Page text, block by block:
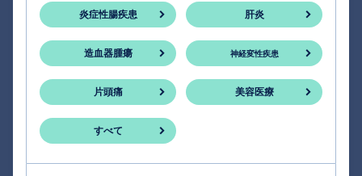
炎症性腸疾患 肝炎
造血器腫瘍 神経変性疾患
片頭痛 美容医療
すべて